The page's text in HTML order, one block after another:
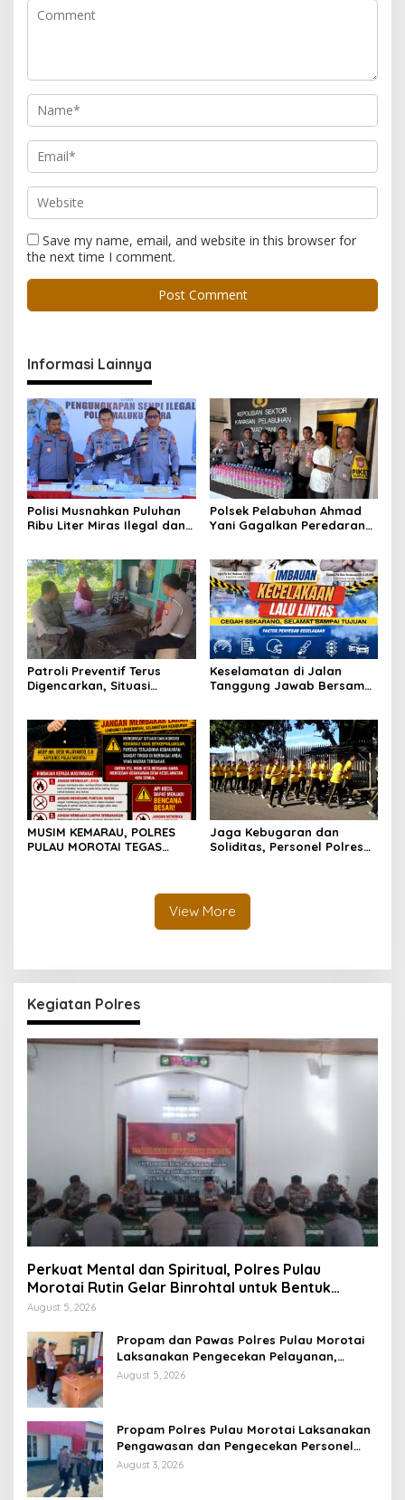
Save my name, email, and website in this browser for
the next time I comment.
Informasi Lainnya
Polisi Musnahkan Puluhan
Ribu Liter Miras Ilegal dan
Lintas Negara
Polsek Pelabuhan Ahmad
Yani Gagalkan Peredaran
Kapal
Patroli Preventif Terus
Digencarkan, Situasi
Kondusif
Keselamatan di Jalan
Tanggung Jawab Bersama,
Lalu Lintas
MUSIM KEMARAU, POLRES
PULAU MOROTAI TEGAS
Jaga Kebugaran dan
Soliditas, Personel Polres
View More
Kegiatan Polres
Perkuat Mental dan Spiritual, Polres Pulau
Morotai Rutin Gelar Binrohtal untuk Bentuk
Personel Berintegritas
August 5, 2026
Propam dan Pawas Polres Pulau Morotai
Laksanakan Pengecekan Pelayanan,
Pastikan Masyarakat Mendapat
August 5, 2026
Propam Polres Pulau Morotai Laksanakan
Pengawasan dan Pengecekan Personel
Saat Apel Serah Terima Piket Fungsi
August 3, 2026